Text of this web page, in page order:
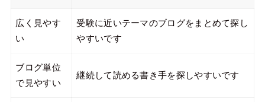
広く見やす
い
受験に近いテーマのブログをまとめて探し
やすいです
ブログ単位
で見やすい
継続して読める書き手を探しやすいです